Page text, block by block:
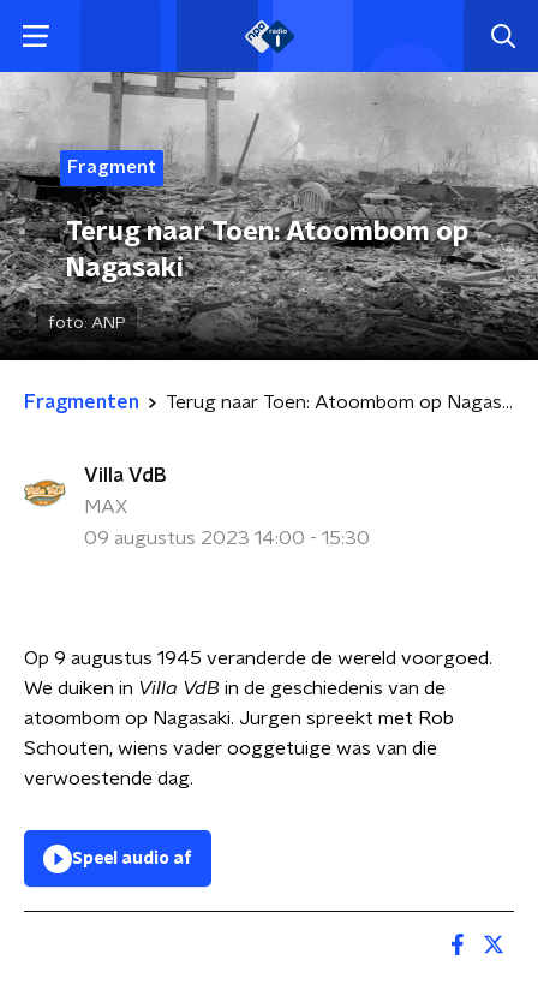
Fragment
Terug naar Toen: Atoombom op
Nagasaki
foto:ANP
Fragmenten Terug naar Toen: Atoombom op Nagasaki
Villa VdB
MAX
09 augustus 2023 14:00 - 15:30
Op 9 augustus 1945 veranderde de wereld voorgoed.
We duiken in Villa VdB in de geschiedenis van de
atoombom op Nagasaki. Jurgen spreekt met Rob
Schouten, wiens vader ooggetuige was van die
verwoestende dag.
Speel audio af